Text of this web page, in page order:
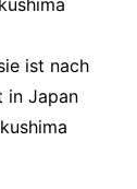
ist nach
in Japan